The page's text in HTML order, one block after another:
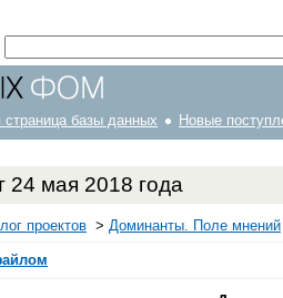
страница базы данных Новые
мая 2018 года
проектов > Доминанты. Поле мнений